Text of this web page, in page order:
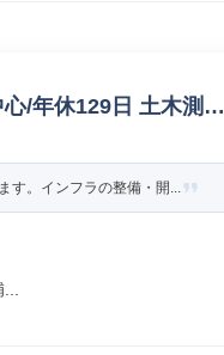
/年休129日 土木測量/
す。インフラの整備・開...